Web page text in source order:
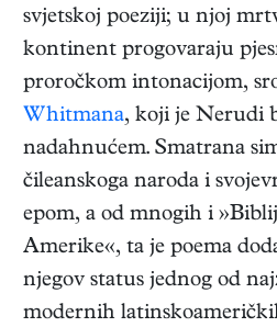
svjetskoj poeziji; u njoj
kontinent progovaraju
proročkom intonacijom,
Whitmana, koji je Nerudi
nadahnućem. Smatrana
čileanskoga naroda i
epom, a od mnogih i
Amerike«, ta je poema
njegov status jednog od
modernih